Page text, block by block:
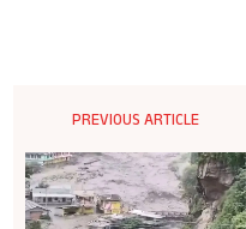
PREVIOUS ARTICLE